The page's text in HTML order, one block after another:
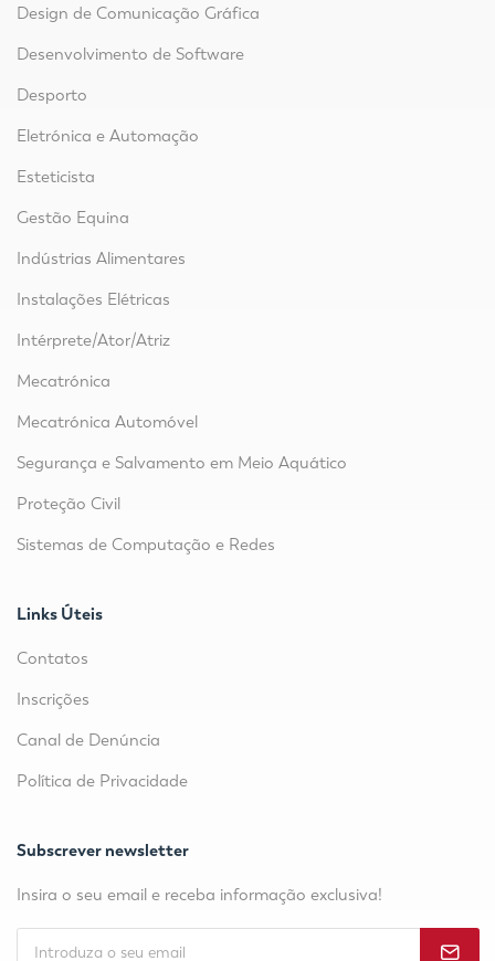
Design de Comunicação Gráfica
Desenvolvimento de Software
Desporto
Eletrónica e Automação
Esteticista
Gestão Equina
Indústrias Alimentares
Instalações Elétricas
Intérprete/Ator/Atriz
Mecatrónica
Mecatrónica Automóvel
Segurança e Salvamento em Meio Aquático
Proteção Civil
Sistemas de Computação e Redes
Links Úteis
Contatos
Inscrições
Canal de Denúncia
Política de Privacidade
Subscrever newsletter
Insira o seu email e receba informação exclusiva!